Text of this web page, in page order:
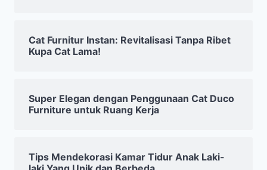
Cat Furnitur Instan: Revitalisasi Tanpa Ribet
Kupa Cat Lama!
Super Elegan dengan Penggunaan Cat Duco
Furniture untuk Ruang Kerja
Tips Mendekorasi Kamar Tidur Anak Laki-